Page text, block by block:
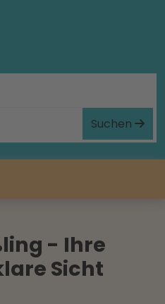
Suchen
- Ihre
Sicht